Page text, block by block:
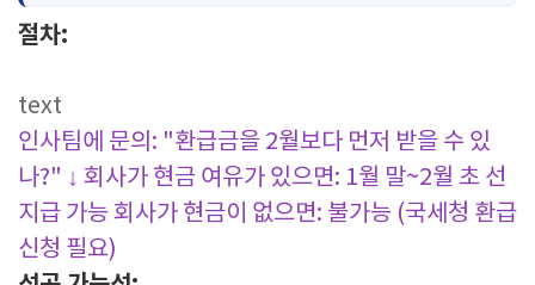
절차:
text
인사팀에 문의: "환급금을 2월보다 먼저 받을 수 있
나?" ↓ 회사가 현금 여유가 있으면: 1월 말~2월 초 선
지급 가능회사가 현금이 없으면: 불가능 (국세청 환급
신청 필요)